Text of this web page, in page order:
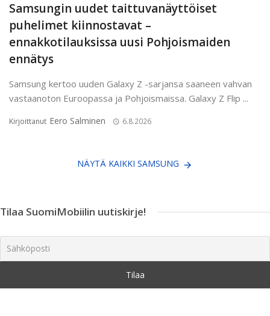
Samsungin uudet taittuvanäyttöiset
puhelimet kiinnostavat –
ennakkotilauksissa uusi Pohjoismaiden
ennätys
Samsung kertoo uuden Galaxy Z -sarjansa saaneen vahvan
vastaanoton Euroopassa ja Pohjoismaissa. Galaxy Z Flip ...
Kirjoittanut Eero Salminen 6.8.2026
NÄYTÄ KAIKKI SAMSUNG
Tilaa SuomiMobiilin uutiskirje!